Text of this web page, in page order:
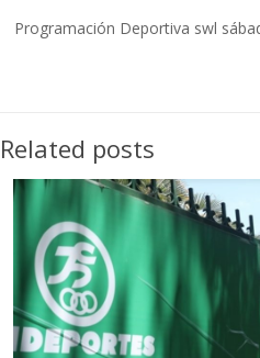
Programación Deportiva swl
Related posts